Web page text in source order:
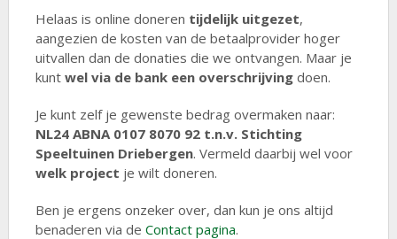
Helaas is online doneren tijdelijk uitgezet,
aangezien de kosten van de betaalprovider hoger
uitvallen dan de donaties die we ontvangen. Maar je
kunt wel via de bank een overschrijvingdoen.
Je kunt zelf je gewenste bedrag overmaken naar:
NL24 ABNA 0107 8070 92 t.n.v. Stichting
Speeltuinen Driebergen. Vermeld daarbij wel voor
welk project je wilt doneren.
Ben je ergens onzeker over, dan kun je ons altijd
benaderen via de Contact pagina.